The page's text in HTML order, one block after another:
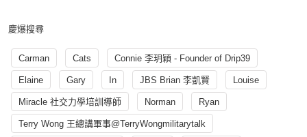
慶爆搜尋
Carman Cats Connie 李玥穎 - Founder of Drip39
Elaine Gary In JBS Brian 李凱賢 Louise
Miracle 社交力學培訓導師 Norman Ryan
Terry Wong 王總講軍事@TerryWongmilitarytalk